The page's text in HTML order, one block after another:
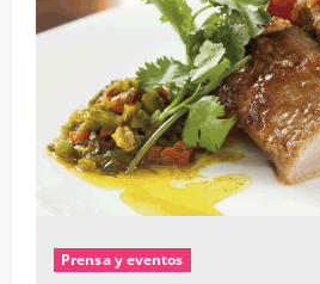
Prensa y eventos